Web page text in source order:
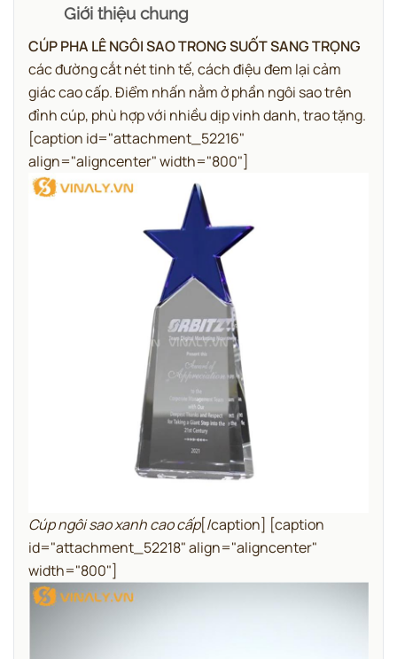
Giới thiệu chung
CÚP PHA LÊ NGÔI SAO TRONG SUỐT SANG TRỌNG
các đường cắt nét tinh tế, cách điệu đem lại cảm
giác cao cấp. Điểm nhấn nằm ở phần ngôi sao trên
đỉnh cúp, phù hợp với nhiều dịp vinh danh, trao tặng.
[caption id="attachment_52216"
align="aligncenter" width="800"]
Cúp ngôi sao xanh cao cấp[/caption] [caption
id="attachment_52218" align="aligncenter"
width="800"]